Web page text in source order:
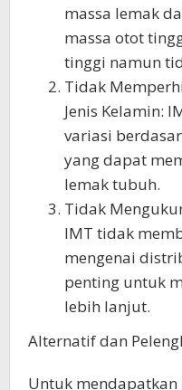
massa lemak
massa otot
tinggi namun
Tidak
Jenis Kelamin:
variasi
yang dapat
lemak tubuh.
Tidak
IMT tidak
mengenai
penting untuk
lebih lanjut.
Alternatif dan
Untuk